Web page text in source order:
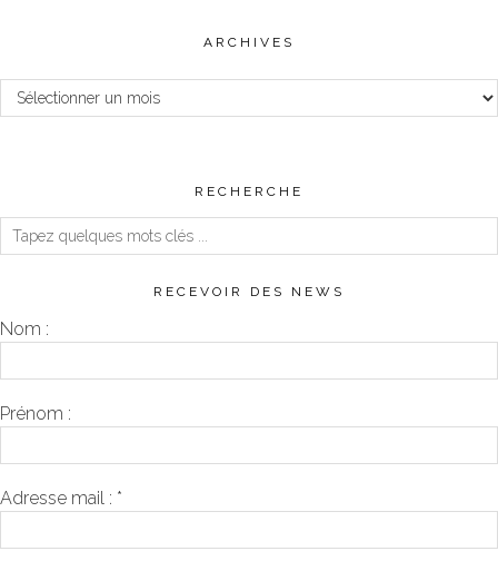
ARCHIVES
Archives
RECHERCHE
RECEVOIR DES NEWS
Nom :
Prénom :
Adresse mail : *